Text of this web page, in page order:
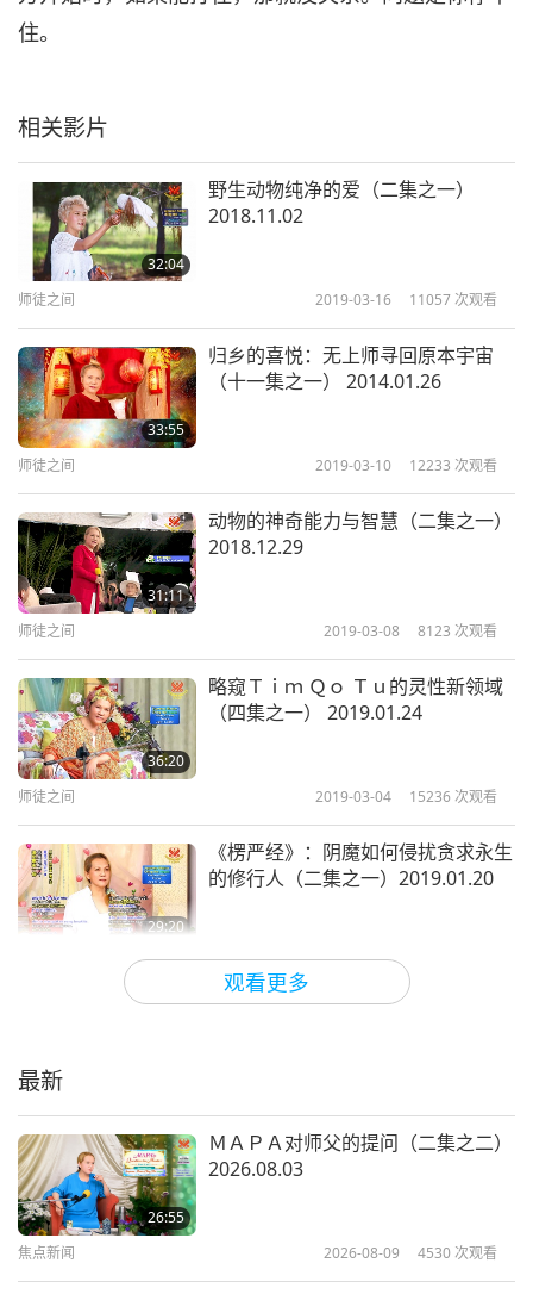
住。
观看更多
相关影片
32:04
野生动物纯净的爱（二集之一）
2018.11.02
师徒之间 2019-03-16 11057 次观看
33:55
归乡的喜悦：无上师寻回原本宇宙
（十一集之一） 2014.01.26
师徒之间 2019-03-10 12233 次观看
31:11
动物的神奇能力与智慧（二集之一）
2018.12.29
师徒之间 2019-03-08 8123 次观看
36:20
略窥Ｔｉｍ Ｑｏ Ｔｕ的灵性新领域
（四集之一） 2019.01.24
师徒之间 2019-03-04 15236 次观看
29:20
《楞严经》：阴魔如何侵扰贪求永生
的修行人（二集之一）2019.01.20
2019-02-13
清海无上师闭关实录 2018.05.21
最新
26:55
ＭＡＰＡ对师父的提问（二集之二）
2026.08.03
焦点新闻 2026-08-09 4530 次观看